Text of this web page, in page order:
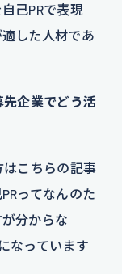
己PRで表現
した人材であ
先企業でどう活
はこちらの記事
ってなんのた
分からな
なっています